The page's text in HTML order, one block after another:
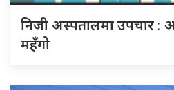
निजी अस्पतालमा उपचार :
महँगो